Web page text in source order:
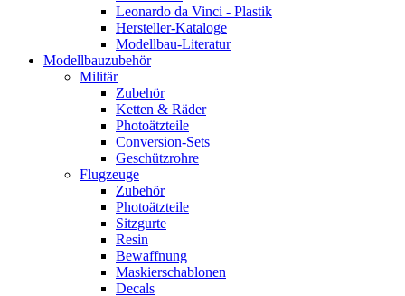
Leonardo da Vinci - Plastik
Hersteller-Kataloge
Modellbau-Literatur
Modellbauzubehör
Militär
Zubehör
Ketten & Räder
Photoätzteile
Conversion-Sets
Geschützrohre
Flugzeuge
Zubehör
Photoätzteile
Sitzgurte
Resin
Bewaffnung
Maskierschablonen
Decals